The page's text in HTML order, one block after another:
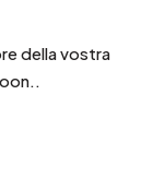
della vostra